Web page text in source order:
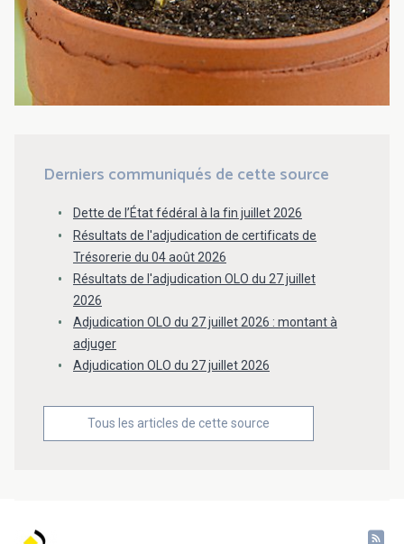
Derniers communiqués de cette source
Dette de l’État fédéral à la fin juillet 2026
Résultats de l'adjudication de certificats de
Trésorerie du 04 août 2026
Résultats de l'adjudication OLO du 27 juillet
2026
Adjudication OLO du 27 juillet 2026 : montant à
adjuger
Adjudication OLO du 27 juillet 2026
Tous les articles de cette source